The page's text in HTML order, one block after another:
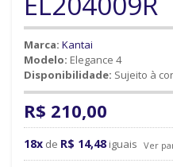
Marca: Kantai
Modelo: Elegance 4
Disponibilidade: Sujeito à
R$ 210,00
18x de R$ 14,48 iguais Ver